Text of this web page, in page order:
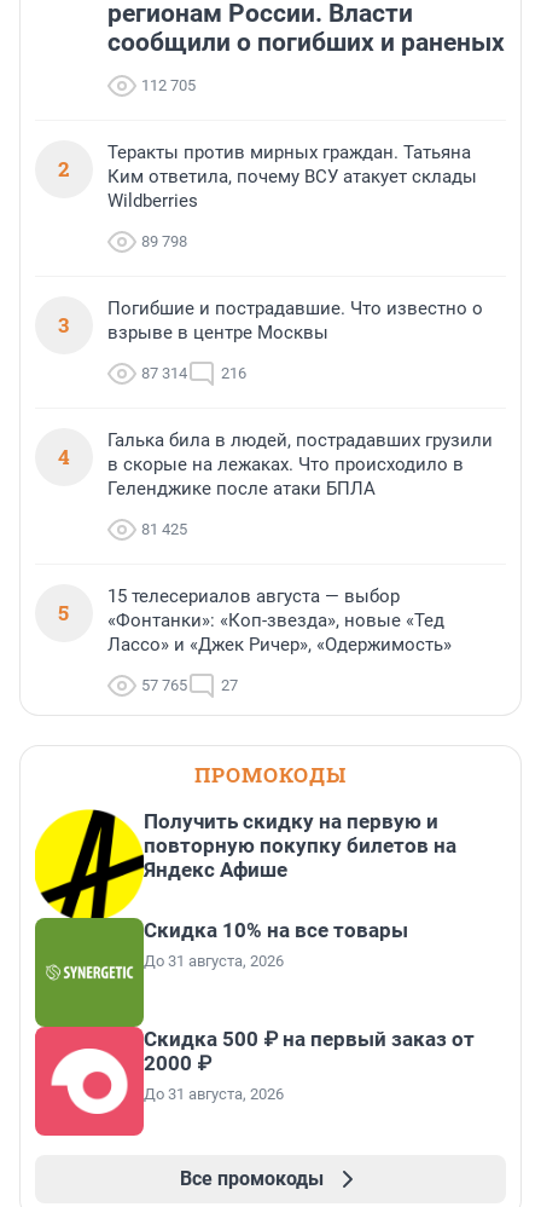
регионам России. Власти
сообщили о погибших и раненых
112 705
2
Теракты против мирных граждан. Татьяна
Ким ответила, почему ВСУ атакует склады
Wildberries
89 798
3
Погибшие и пострадавшие. Что известно о
взрыве в центре Москвы
87 314 216
4
Галька била в людей, пострадавших грузили
в скорые на лежаках. Что происходило в
Геленджике после атаки БПЛА
81 425
5
15 телесериалов августа — выбор
«Фонтанки»: «Коп-звезда», новые «Тед
Лассо» и «Джек Ричер», «Одержимость»
57 765 27
ПРОМОКОДЫ
Получить скидку на первую и
повторную покупку билетов на
Яндекс Афише
Скидка 10% на все товары
До 31 августа, 2026
Скидка 500 ₽ на первый заказ от
2000 ₽
До 31 августа, 2026
Все промокоды